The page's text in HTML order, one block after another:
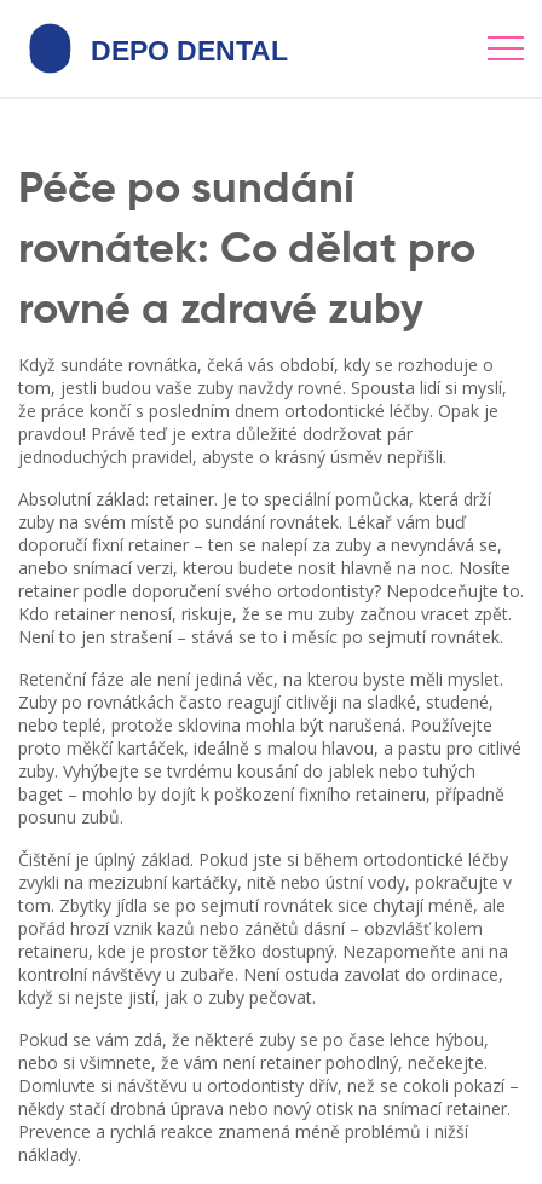
Péče po sundání
rovnátek: Co dělat pro
rovné a zdravé zuby
Když sundáte rovnátka, čeká vás období, kdy se rozhoduje o
tom, jestli budou vaše zuby navždy rovné. Spousta lidí si myslí,
že práce končí s posledním dnem ortodontické léčby. Opak je
pravdou! Právě teď je extra důležité dodržovat pár
jednoduchých pravidel, abyste o krásný úsměv nepřišli.
Absolutní základ: retainer. Je to speciální pomůcka, která drží
zuby na svém místě po sundání rovnátek. Lékař vám buď
doporučí fixní retainer – ten se nalepí za zuby a nevyndává se,
anebo snímací verzi, kterou budete nosit hlavně na noc. Nosíte
retainer podle doporučení svého ortodontisty? Nepodceňujte to.
Kdo retainer nenosí, riskuje, že se mu zuby začnou vracet zpět.
Není to jen strašení – stává se to i měsíc po sejmutí rovnátek.
Retenční fáze ale není jediná věc, na kterou byste měli myslet.
Zuby po rovnátkách často reagují citlivěji na sladké, studené,
nebo teplé, protože sklovina mohla být narušená. Používejte
proto měkčí kartáček, ideálně s malou hlavou, a pastu pro citlivé
zuby. Vyhýbejte se tvrdému kousání do jablek nebo tuhých
baget – mohlo by dojít k poškození fixního retaineru, případně
posunu zubů.
Čištění je úplný základ. Pokud jste si během ortodontické léčby
zvykli na mezizubní kartáčky, nitě nebo ústní vody, pokračujte v
tom. Zbytky jídla se po sejmutí rovnátek sice chytají méně, ale
pořád hrozí vznik kazů nebo zánětů dásní – obzvlášť kolem
retaineru, kde je prostor těžko dostupný. Nezapomeňte ani na
kontrolní návštěvy u zubaře. Není ostuda zavolat do ordinace,
když si nejste jistí, jak o zuby pečovat.
Pokud se vám zdá, že některé zuby se po čase lehce hýbou,
nebo si všimnete, že vám není retainer pohodlný, nečekejte.
Domluvte si návštěvu u ortodontisty dřív, než se cokoli pokazí –
někdy stačí drobná úprava nebo nový otisk na snímací retainer.
Prevence a rychlá reakce znamená méně problémů i nižší
náklady.